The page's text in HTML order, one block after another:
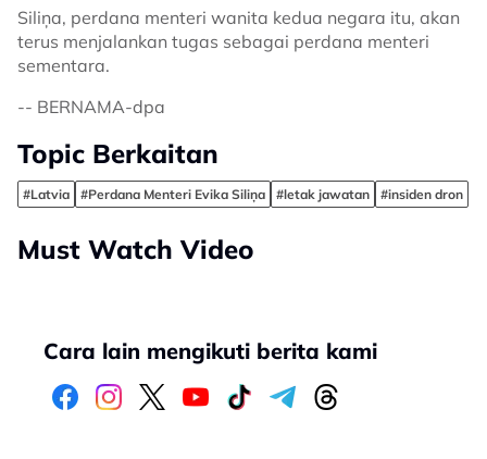
Siliņa, perdana menteri wanita kedua negara itu, akan
terus menjalankan tugas sebagai perdana menteri
sementara.
-- BERNAMA-dpa
Topic Berkaitan
#Latvia #Perdana Menteri Evika Siliņa #letak jawatan #insiden dron
Must Watch Video
Cara lain mengikuti berita kami